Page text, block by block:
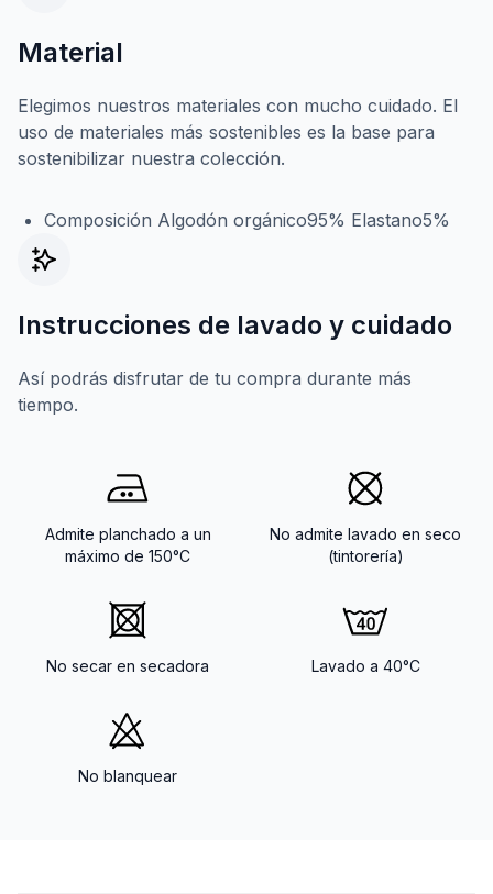
Material
Elegimos nuestros materiales con mucho cuidado. El
uso de materiales más sostenibles es la base para
sostenibilizar nuestra colección.
Composición Algodón orgánico95% Elastano5%
Instrucciones de lavado y cuidado
Así podrás disfrutar de tu compra durante más
tiempo.
Admite planchado a un
máximo de 150°C
No admite lavado en seco
(tintorería)
No secar en secadora Lavado a 40°C
No blanquear